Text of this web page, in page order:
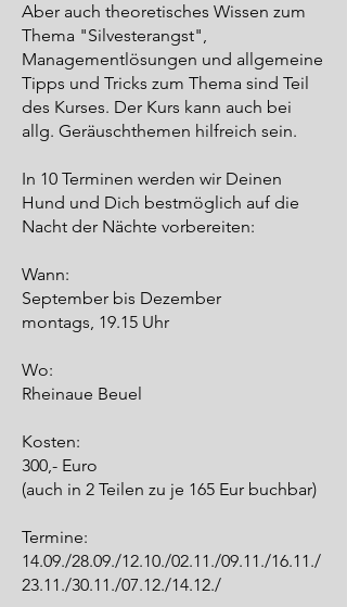
Aber auch theoretisches Wissen zum
Thema "Silvesterangst",
Managementlösungen und allgemeine
Tipps und Tricks zum Thema sind Teil
des Kurses. Der Kurs kann auch bei
allg. Geräuschthemen hilfreich sein.
In 10 Terminen werden wir Deinen
Hund und Dich bestmöglich auf die
Nacht der Nächte vorbereiten:
Wann:
September bis Dezember
montags, 19.15 Uhr
Wo:
Rheinaue Beuel
Kosten:
300,- Euro
(auch in 2 Teilen zu je 165 Eur buchbar)
Termine:
14.09./28.09./12.10./02.11./09.11./16.11./
23.11./30.11./07.12./14.12./